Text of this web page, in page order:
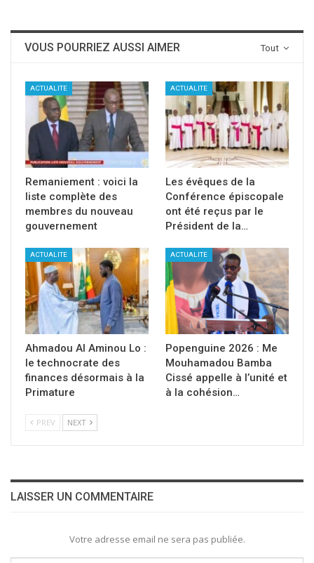
Tout
VOUS POURRIEZ AUSSI AIMER
ACTUALITE
Remaniement : voici la
liste complète des
membres du nouveau
gouvernement
ACTUALITE
Les évêques de la
Conférence épiscopale
ont été reçus par le
Président de la…
ACTUALITE
Ahmadou Al Aminou Lo :
le technocrate des
finances désormais à la
Primature
ACTUALITE
Popenguine 2026 : Me
Mouhamadou Bamba
Cissé appelle à l’unité et
à la cohésion…
PREV NEXT
LAISSER UN COMMENTAIRE
Votre adresse email ne sera pas publiée.